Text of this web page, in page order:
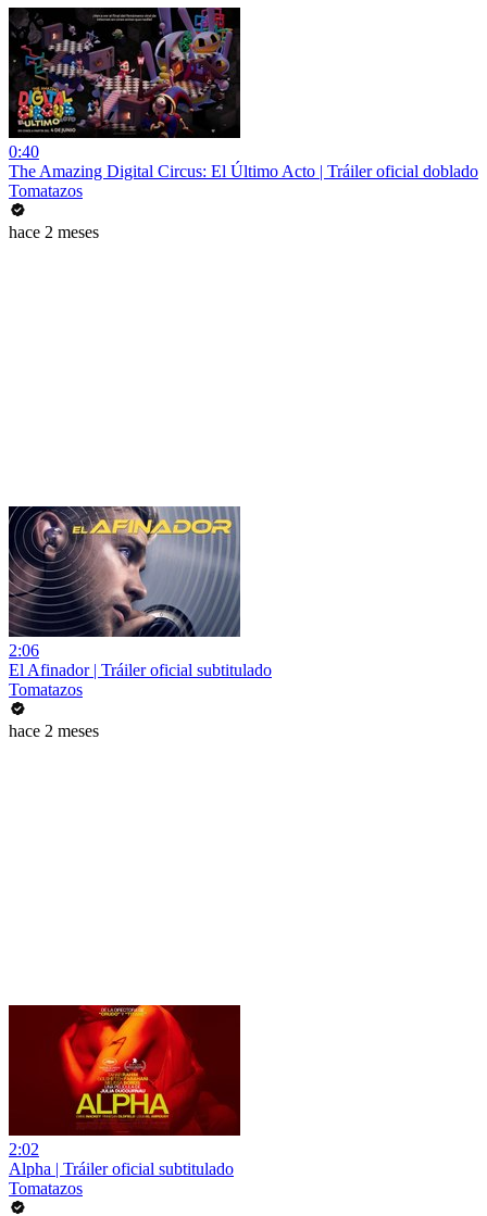
0:40
The Amazing Digital Circus: El Último Acto | Tráiler oficial doblado
Tomatazos
hace 2 meses
2:06
El Afinador | Tráiler oficial subtitulado
Tomatazos
hace 2 meses
2:02
Alpha | Tráiler oficial subtitulado
Tomatazos